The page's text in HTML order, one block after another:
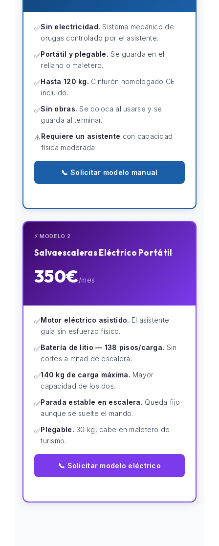
✅Sin electricidad. Sistema mecánico de
orugas controlado por el asistente.
✅Portátil y plegable. Se guarda en el
rellano o maletero.
✅Hasta 120 kg. Cinturón homologado CE
incluido.
✅Sin obras. Se coloca al usarse y se
guarda al terminar.
⚠️Requiere un asistente con capacidad
física moderada.
📞 Solicitar modelo manual
⚡ MODELO 2
Salvaescaleras Eléctrico Portátil
350€/mes
✅Motor eléctrico asistido. El asistente
guía sin esfuerzo físico.
✅Batería de litio — 138 pisos/carga. Sin
cortes a mitad de escalera.
✅140 kg de carga máxima. Mayor
capacidad de los dos.
✅Parada estable en escalera. Queda fijo
aunque se suelte el mando.
✅Plegable. 30 kg, cabe en maletero de
turismo.
📞 Solicitar modelo eléctrico